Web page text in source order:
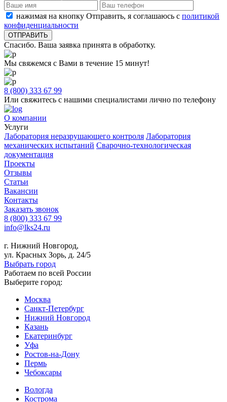
нажимая на кнопку Отправить, я соглашаюсь с политикой
конфиденциальности
Спасибо. Ваша заявка принята в обработку.
Мы свяжемся с Вами в течение 15 минут!
8 (800) 333 67 99
Или свяжитесь с нашими специалистами лично по телефону
О компании
Услуги
Лаборатория неразрушающего контроля Лаборатория
механических испытаний Сварочно-технологическая
документация
Проекты
Отзывы
Статьи
Вакансии
Контакты
Заказать звонок
8 (800) 333 67 99
info@lks24.ru
г. Нижний Новгород,
ул. Красных Зорь, д. 24/5
Выбрать город
Работаем по всей России
Выберите город:
Москва
Санкт-Петербург
Нижний Новгород
Казань
Екатеринбург
Уфа
Ростов-на-Дону
Пермь
Чебоксары
Вологда
Кострома